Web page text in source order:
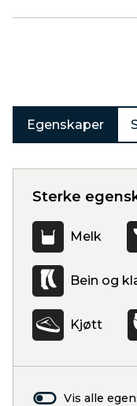
Egenskaper
Sterke
Melk
Bein og
Kjøtt
Vis alle